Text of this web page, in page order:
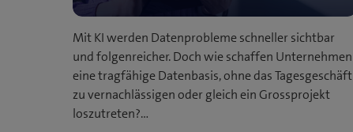
Mit KI werden Datenprobleme schneller sichtbar
und folgenreicher. Doch wie schaffen Unternehmen
eine tragfähige Datenbasis, ohne das Tagesgeschäft
zu vernachlässigen oder gleich ein Grossprojekt
loszutreten?…